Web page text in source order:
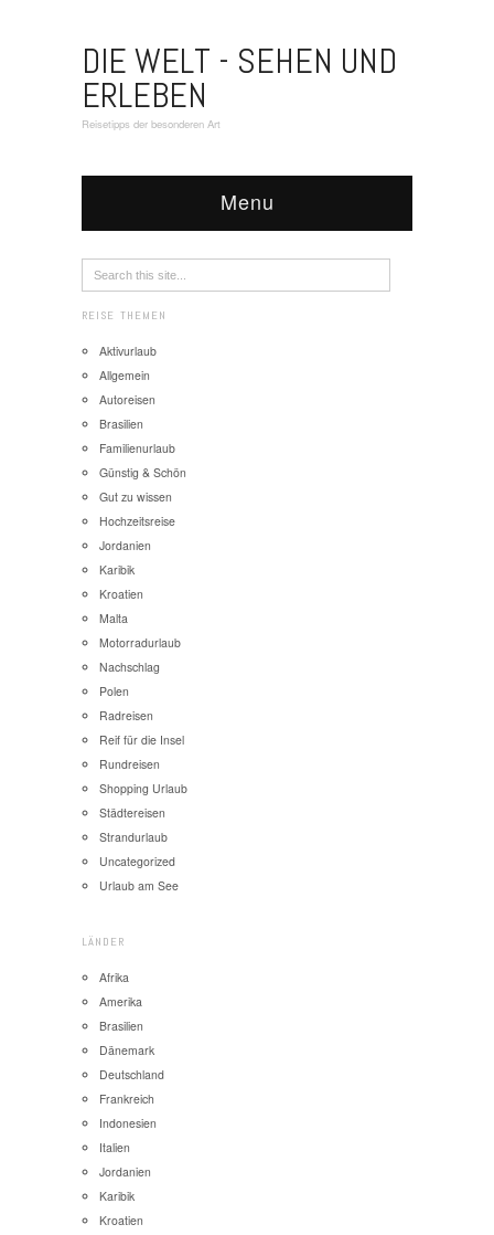
DIE WELT - SEHEN UND
ERLEBEN
Reisetipps der besonderen Art
Menu
REISE THEMEN
Aktivurlaub
Allgemein
Autoreisen
Brasilien
Familienurlaub
Günstig & Schön
Gut zu wissen
Hochzeitsreise
Jordanien
Karibik
Kroatien
Malta
Motorradurlaub
Nachschlag
Polen
Radreisen
Reif für die Insel
Rundreisen
Shopping Urlaub
Städtereisen
Strandurlaub
Uncategorized
Urlaub am See
LÄNDER
Afrika
Amerika
Brasilien
Dänemark
Deutschland
Frankreich
Indonesien
Italien
Jordanien
Karibik
Kroatien